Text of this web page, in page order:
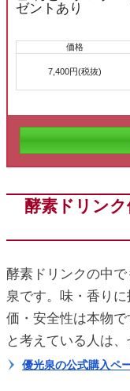
ゼントあり
価格
7,400円(税抜)
酵素ドリン
酵素ドリンクの中
泉です。味・香り
価・安全性は本物
と考えている人は
優光泉の公式購入ペ